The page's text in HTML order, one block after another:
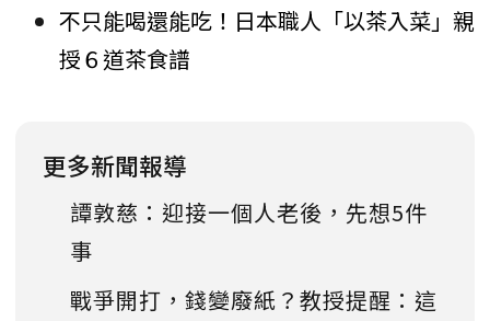
不只能喝還能吃！日本職人「以茶入菜」親
授６道茶食譜
更多新聞報導
譚敦慈：迎接一個人老後，先想5件
事
戰爭開打，錢變廢紙？教授提醒：這